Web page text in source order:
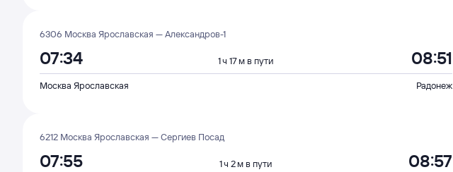
6306 Москва Ярославская — Александров-1
07:34 1 ч 17 м в пути 08:51
Москва Ярославская Радонеж
6212 Москва Ярославская — Сергиев Посад
07:55 1 ч 2 м в пути 08:57